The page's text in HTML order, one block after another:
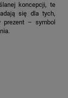
koncepcji, te
się dla tych,
prezent – symbol